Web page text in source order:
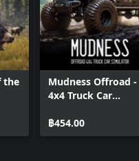
the
Mudness Offroad -
4x4 Truck Car
฿454.00